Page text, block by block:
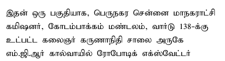
இதன் ஒரு பகுதியாக, பெருநகர சென்னை மாநகராட்சி
கமிஷனர், கோடம்பாக்கம் மண்டலம், வார்டு 138-க்கு
உட்பட்ட கலைஞர் கருணாநிதி சாலை அருகே
எம்.ஜி.ஆர் கால்வாயில் ரோபோடிக் எக்ஸ்வேட்டர்